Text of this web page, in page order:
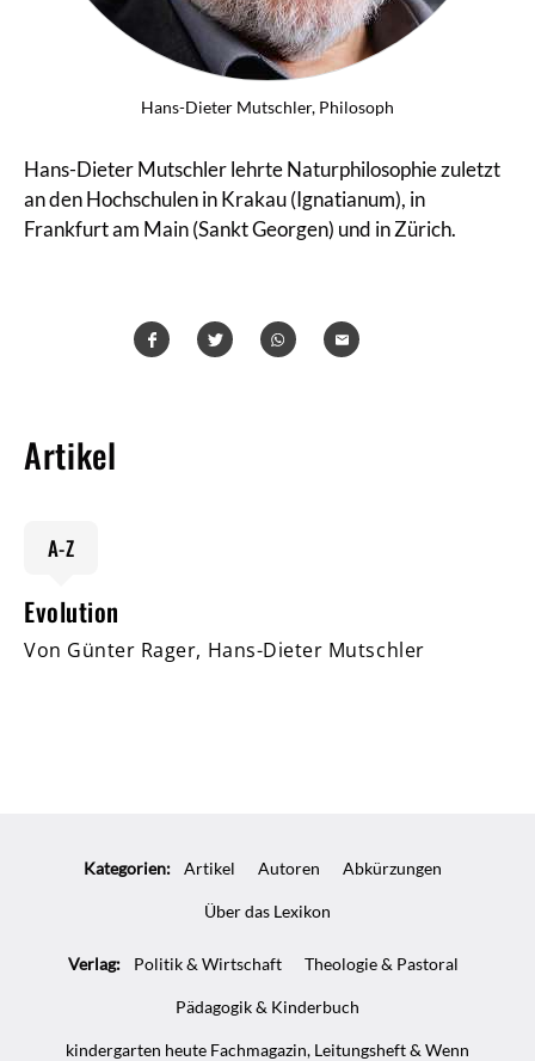
Hans-Dieter Mutschler, Philosoph
Hans-Dieter Mutschler lehrte Naturphilosophie zuletzt
an den Hochschulen in Krakau (Ignatianum), in
Frankfurt am Main (Sankt Georgen) und in Zürich.
Artikel
A-Z
Evolution
Von Günter Rager, Hans-Dieter Mutschler
Kategorien: Artikel Autoren Abkürzungen
Über das Lexikon
Verlag: Politik & Wirtschaft Theologie & Pastoral
Pädagogik & Kinderbuch
kindergarten heute Fachmagazin, Leitungsheft & Wenn